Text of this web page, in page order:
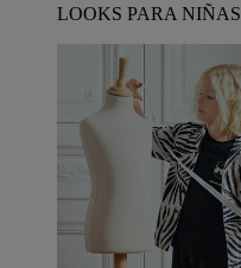
LOOKS PARA NIÑAS